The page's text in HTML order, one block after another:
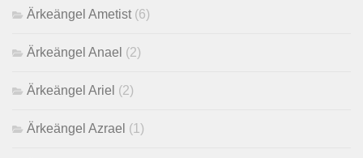
Ärkeängel Ametist (6)
Ärkeängel Anael (2)
Ärkeängel Ariel (2)
Ärkeängel Azrael (1)